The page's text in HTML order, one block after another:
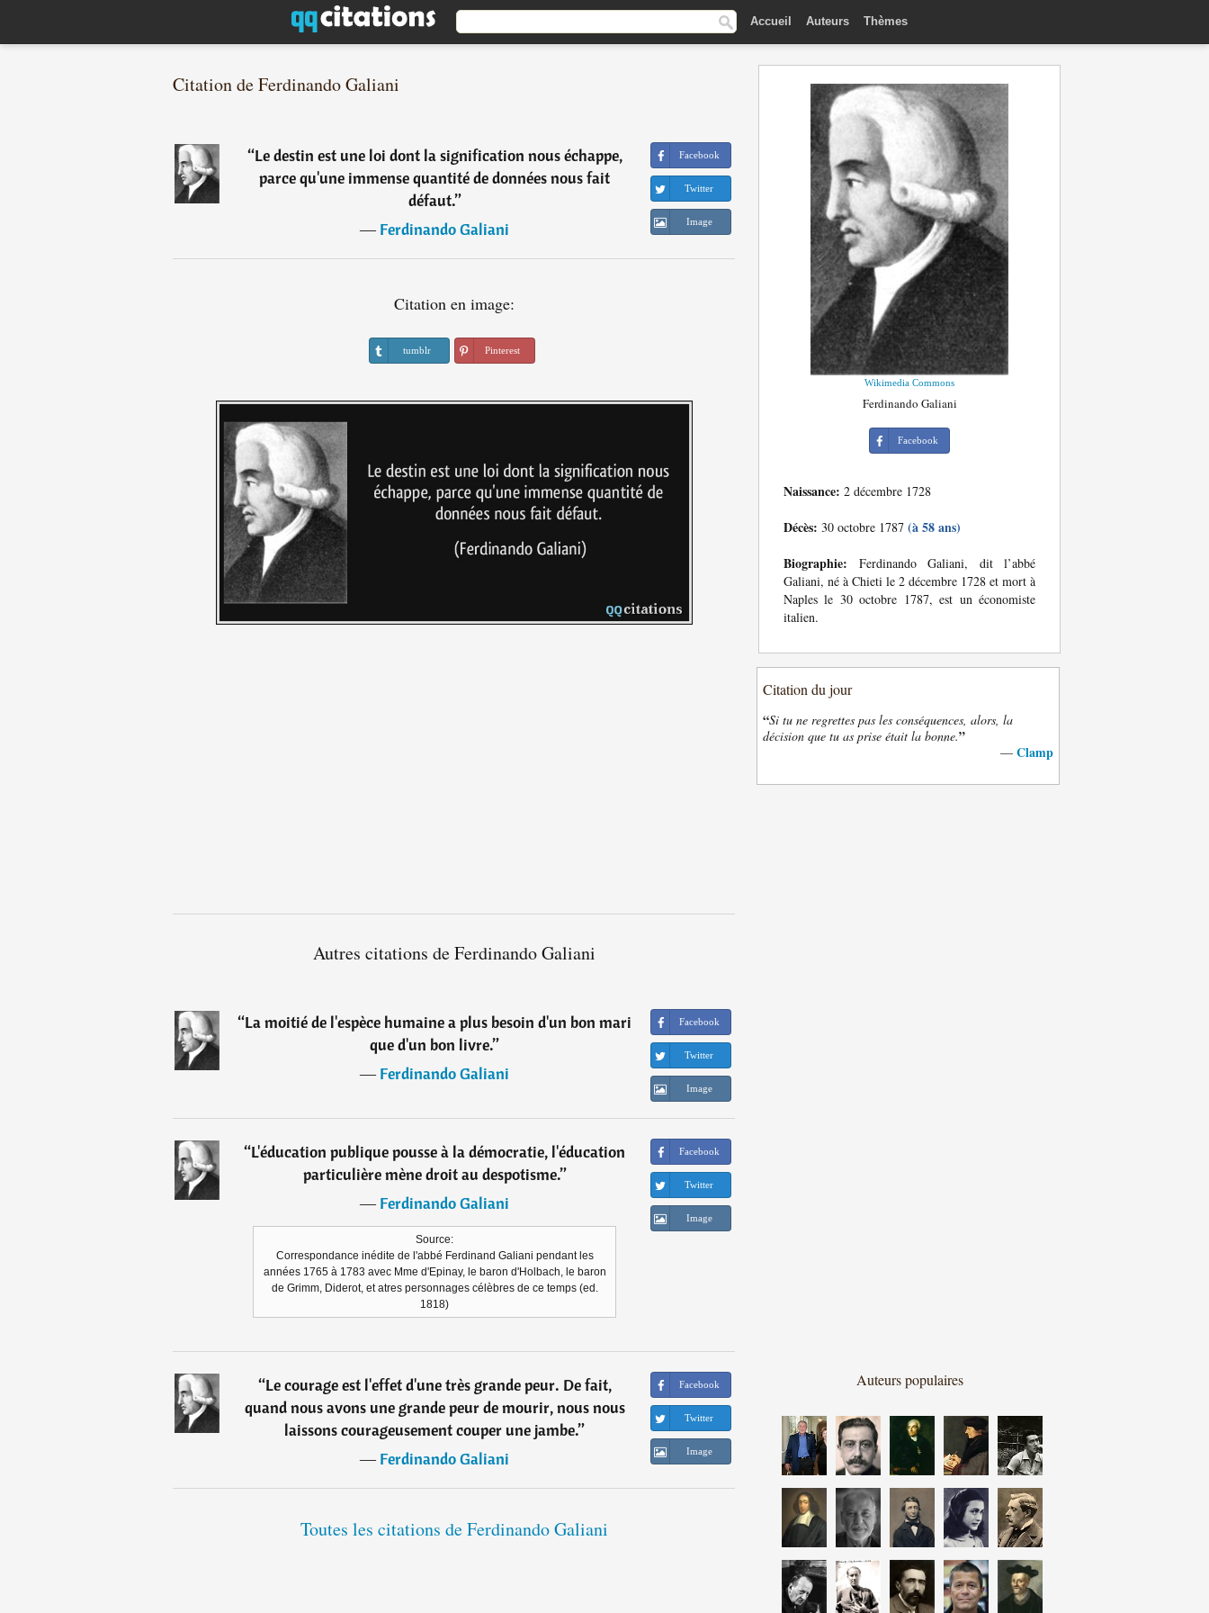
Accueil Auteurs Thèmes
Citation de Ferdinando Galiani
“Le destin est une loi dont la signification nous échappe,
parce qu'une immense quantité de données nous fait
défaut.”
―Ferdinando Galiani
Facebook
Twitter
Image
Citation en image:
tumblr Pinterest
Autres citations de Ferdinando Galiani
“La moitié de l'espèce humaine a plus besoin d'un bon mari
que d'un bon livre.”
―Ferdinando Galiani
Facebook
Twitter
Image
“L'éducation publique pousse à la démocratie, l'éducation
particulière mène droit au despotisme.”
―Ferdinando Galiani
Source:
Correspondance inédite de l'abbé Ferdinand Galiani pendant les
années 1765 à 1783 avec Mme d'Epinay, le baron d'Holbach, le baron
de Grimm, Diderot, et atres personnages célèbres de ce temps (ed.
1818)
Facebook
Twitter
Image
“Le courage est l'effet d'une très grande peur. De fait,
quand nous avons une grande peur de mourir, nous nous
laissons courageusement couper une jambe.”
―Ferdinando Galiani
Facebook
Twitter
Image
Toutes les citations de Ferdinando Galiani
Wikimedia Commons
Ferdinando Galiani
Facebook
Naissance: 2 décembre 1728
Décès: 30 octobre 1787 (à 58 ans)
Biographie: Ferdinando Galiani, dit l’abbé
Galiani, né à Chieti le 2 décembre 1728 et mort à
Naples le 30 octobre 1787, est un économiste
italien.
Citation du jour
“Si tu ne regrettes pas les conséquences, alors, la
décision que tu as prise était la bonne.”
— Clamp
Auteurs populaires